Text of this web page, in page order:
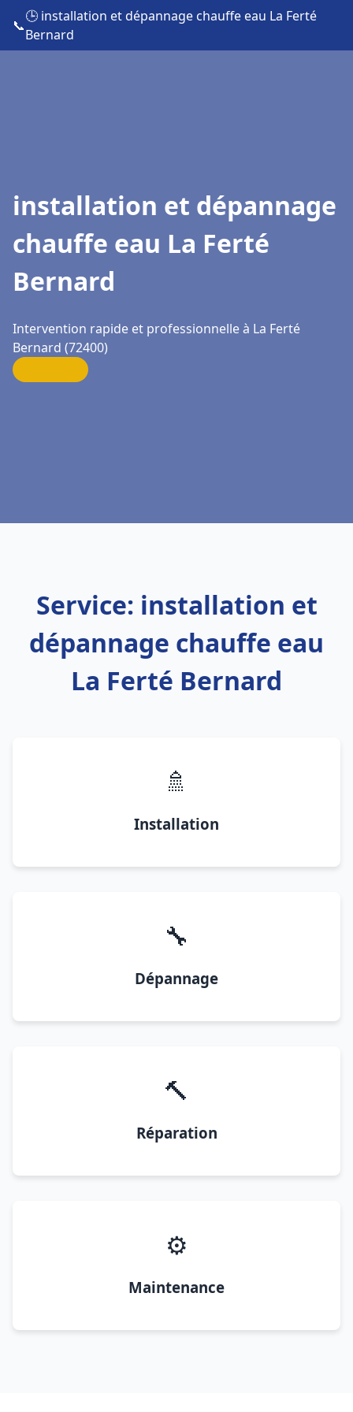
📞
🕒 installation et dépannage chauffe eau La Ferté
Bernard
installation et dépannage
chauffe eau La Ferté
Bernard
Intervention rapide et professionnelle à La Ferté
Bernard (72400)
Service: installation et
dépannage chauffe eau
La Ferté Bernard
🚿
Installation
🔧
Dépannage
🔨
Réparation
⚙️
Maintenance